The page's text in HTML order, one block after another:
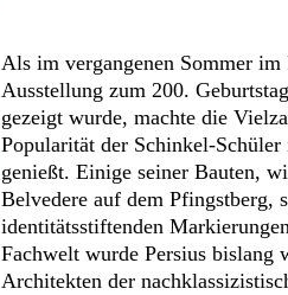
Als im vergangenen Sommer im
Ausstellung zum 200.
gezeigt wurde, machte die
Popularität der Schinkel-
genießt. Einige seiner Bauten,
Belvedere auf dem Pfingstberg,
identitätsstiftenden
Fachwelt wurde Persius bislang
Architekten der